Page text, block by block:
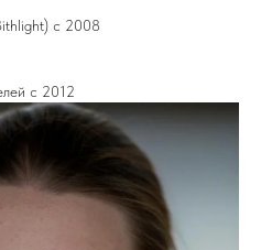
c 2008
с 2012